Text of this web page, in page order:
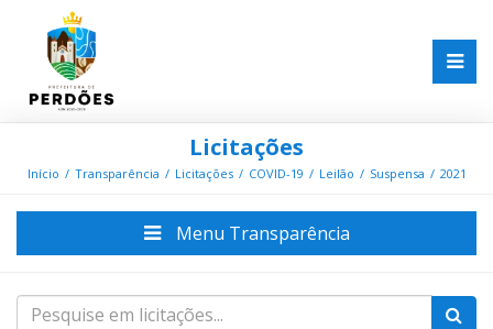
Licitações
Início Transparência Licitações COVID-19 Leilão Suspensa 2021
Menu Transparência